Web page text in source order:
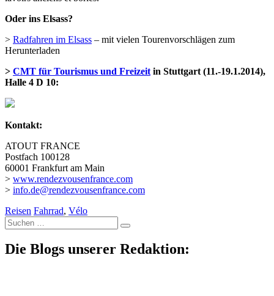
Oder ins Elsass?
> Radfahren im Elsass – mit vielen Tourenvorschlägen zum
Herunterladen
> CMT für Tourismus und Freizeit in Stuttgart (11.-19.1.2014),
Halle 4 D 10:
Kontakt:
ATOUT FRANCE
Postfach 100128
60001 Frankfurt am Main
> www.rendezvousenfrance.com
> info.de@rendezvousenfrance.com
Reisen Fahrrad, Vélo
Suche
nach:
Die Blogs unserer Redaktion: